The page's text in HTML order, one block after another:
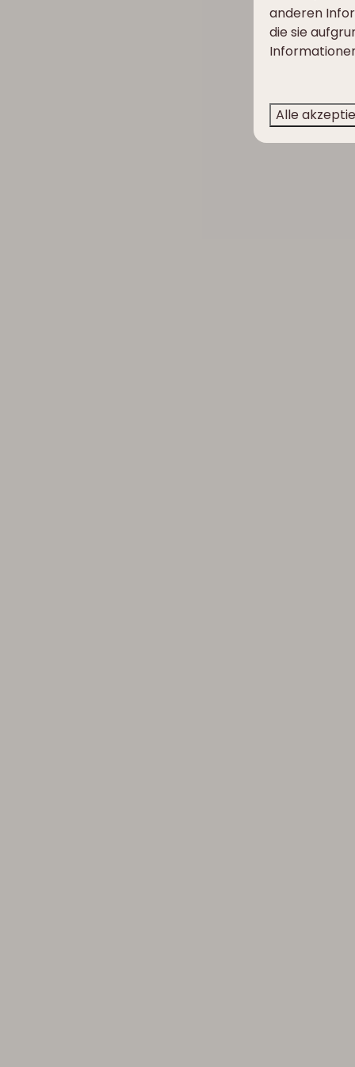
anderen
die sie
Alle